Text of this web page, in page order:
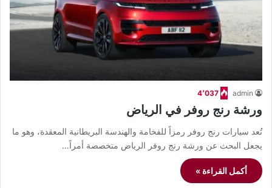
admin 4٬037
ورشة رنج روفر في الرياض
تُعد سيارات رنج روفر رمزاً للفخامة والهندسة البريطانية المعقدة، وهو ما
يجعل البحث عن ورشة رنج روفر الرياض متخصصة أمراً…
أكمل القراءة »